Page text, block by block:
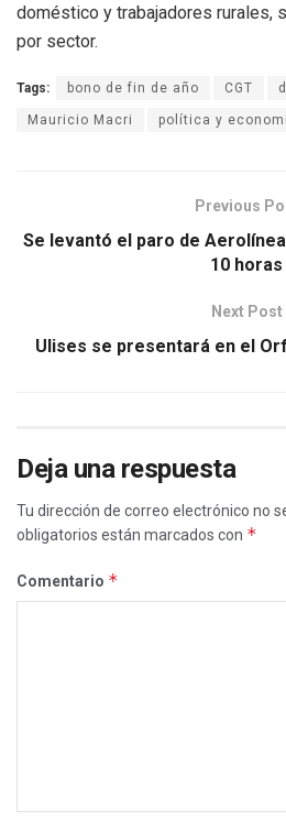
doméstico y trabajadores rurales,
por sector.
Tags: bono de fin de año CGT
Mauricio Macri política y
Previous
Se levantó el paro de
10 horas
Next Post
Ulises se presentará en el
Deja una respuesta
Tu dirección de correo electrónico no
obligatorios están marcados con *
Comentario *